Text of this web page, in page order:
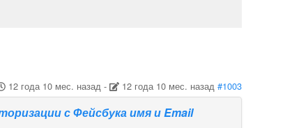
12 года 10 мес. назад- 12 года 10 мес. назад #1003
с Фейсбука имя и Email